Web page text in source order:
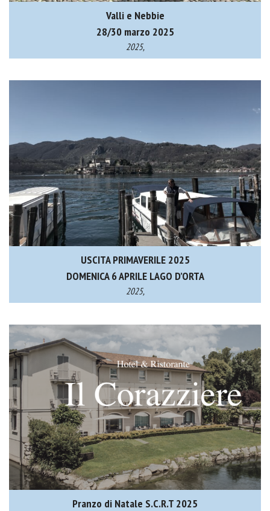
Valli e Nebbie
28/30 marzo 2025
2025,
USCITA PRIMAVERILE 2025
DOMENICA 6 APRILE LAGO D’ORTA
2025,
Pranzo di Natale S.C.R.T 2025